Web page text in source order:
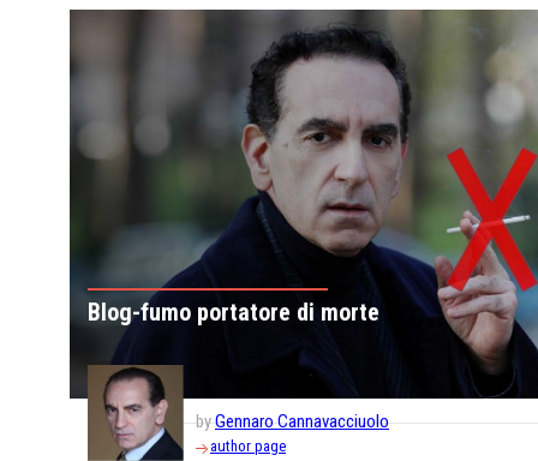
Blog-fumo portatore di morte
byGennaro Cannavacciuolo
author page